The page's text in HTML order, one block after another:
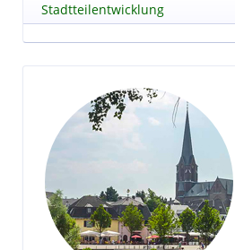
Stadtteilentwicklung